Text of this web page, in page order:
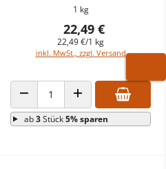
1 kg
22,49 €
22,49 €/1 kg
inkl. MwSt., zzgl. Versand
ANZAHL VERRINGERNANZAHL ERHÖHEN
ab3Stück5% sparen